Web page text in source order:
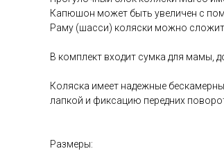
Капюшон может быть увеличен с
Раму (шасси) коляски можно
В комплект входит сумка для мамы,
Коляска имеет надежные
лапкой и фиксацию передних
Размеры: